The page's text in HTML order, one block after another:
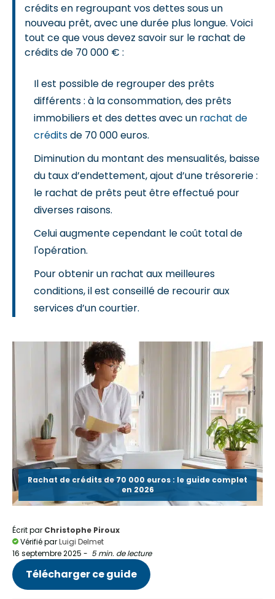
crédits en regroupant vos dettes sous un
nouveau prêt, avec une durée plus longue. Voici
tout ce que vous devez savoir sur le rachat de
crédits de 70 000 € :
Il est possible de regrouper des prêts
différents : à la consommation, des prêts
immobiliers et des dettes avec un rachat de
créditsde 70 000 euros.
Diminution du montant des mensualités, baisse
du taux d’endettement, ajout d’une trésorerie :
le rachat de prêts peut être effectué pour
diverses raisons.
Celui augmente cependant le coût total de
l'opération.
Pour obtenir un rachat aux meilleures
conditions, il est conseillé de recourir aux
services d’un courtier.
Rachat de crédits de 70 000 euros : le guide complet
en 2026
Écrit par Christophe Piroux
Vérifié parLuigi Delmet
16 septembre 2025 - 5 min. de lecture
Télécharger ce guide